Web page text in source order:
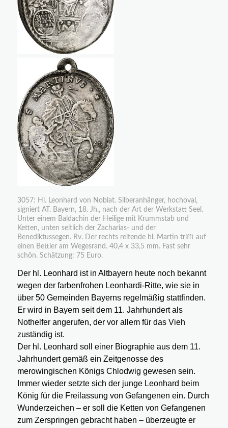
3057: Hl. Leonhard von Noblat. Silberanhänger, hochoval,
signiert AT. Bayern, 18. Jh., nach der Art der Werkstatt Seel.
Unter einem Baldachin der Heilige mit Krummstab und
Ketten, unten seitlich der Zacharias- und der
Benediktussegen. Rv. Der rechts reitende hl. Martin trifft auf
einen Bettler am Wegesrand. 40,4 x 33,5 mm. Fast sehr
schön. Schätzung: 75 Euro.
Der hl. Leonhard ist in Altbayern heute noch bekannt
wegen der farbenfrohen Leonhardi-Ritte, wie sie in
über 50 Gemeinden Bayerns regelmäßig stattfinden.
Er wird in Bayern seit dem 11. Jahrhundert als
Nothelfer angerufen, der vor allem für das Vieh
zuständig ist.
Der hl. Leonhard soll einer Biographie aus dem 11.
Jahrhundert gemäß ein Zeitgenosse des
merowingischen Königs Chlodwig gewesen sein.
Immer wieder setzte sich der junge Leonhard beim
König für die Freilassung von Gefangenen ein. Durch
Wunderzeichen – er soll die Ketten von Gefangenen
zum Zerspringen gebracht haben – überzeugte er